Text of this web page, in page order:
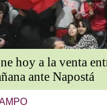
hoy a la venta
ante Napostá